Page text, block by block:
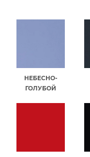
НЕБЕСНО-
ГОЛУБОЙ